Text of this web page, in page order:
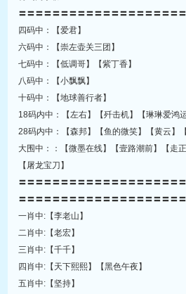
〓〓〓〓〓〓〓〓〓〓〓〓〓〓〓〓〓〓〓
四码中：【爱君】
六码中：【崇左壶关三团】
七码中：【低调哥】【紫丁香】
八码中：【小飘飘】
十码中：【地球善行者】
18码内中：【左右】【歼击机】【琳琳爱鸿
28码内中：【森邦】【鱼的微笑】【黄云】
大围中：：【微墨在线】【壹路潮前】【走
【屠龙宝刀】
〓〓〓〓〓〓〓〓〓〓〓〓〓〓〓〓〓〓〓
〓〓〓〓〓〓〓〓〓〓〓〓〓〓〓〓〓〓〓
一肖中:【李老山】
二肖中:【老宏】
三肖中:【千千】
四肖中:【天下熙熙】【黑色午夜】
五肖中:【坚持】